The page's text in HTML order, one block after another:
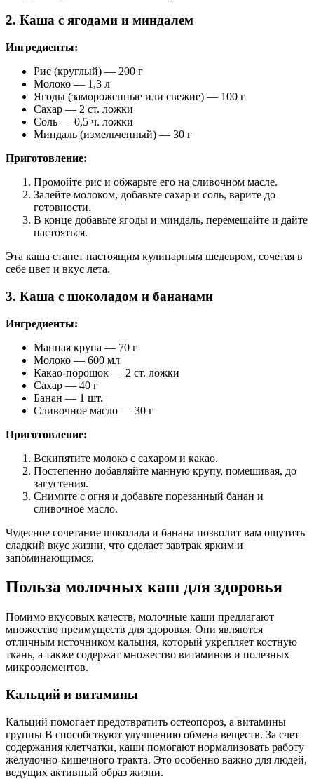
2. Каша с ягодами и миндалем
Ингредиенты:
Рис (круглый) — 200 г
Молоко — 1,3 л
Ягоды (замороженные или свежие) — 100 г
Сахар — 2 ст. ложки
Соль — 0,5 ч. ложки
Миндаль (измельченный) — 30 г
Приготовление:
Промойте рис и обжарьте его на сливочном масле.
Залейте молоком, добавьте сахар и соль, варите до
готовности.
В конце добавьте ягоды и миндаль, перемешайте и дайте
настояться.
Эта каша станет настоящим кулинарным шедевром, сочетая в
себе цвет и вкус лета.
3. Каша с шоколадом и бананами
Ингредиенты:
Манная крупа — 70 г
Молоко — 600 мл
Какао-порошок — 2 ст. ложки
Сахар — 40 г
Банан — 1 шт.
Сливочное масло — 30 г
Приготовление:
Вскипятите молоко с сахаром и какао.
Постепенно добавляйте манную крупу, помешивая, до
загустения.
Снимите с огня и добавьте порезанный банан и
сливочное масло.
Чудесное сочетание шоколада и банана позволит вам ощутить
сладкий вкус жизни, что сделает завтрак ярким и
запоминающимся.
Польза молочных каш для здоровья
Помимо вкусовых качеств, молочные каши предлагают
множество преимуществ для здоровья. Они являются
отличным источником кальция, который укрепляет костную
ткань, а также содержат множество витаминов и полезных
микроэлементов.
Кальций и витамины
Кальций помогает предотвратить остеопороз, а витамины
группы B способствуют улучшению обмена веществ. За счет
содержания клетчатки, каши помогают нормализовать работу
желудочно-кишечного тракта. Это особенно важно для людей,
ведущих активный образ жизни.